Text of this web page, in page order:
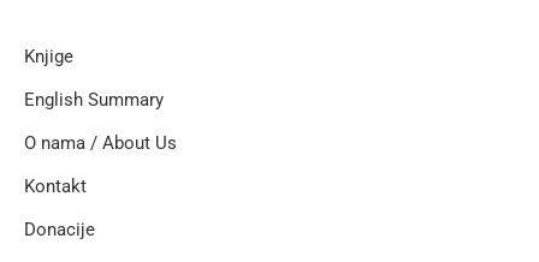
Knjige
English Summary
O nama / About Us
Kontakt
Donacije